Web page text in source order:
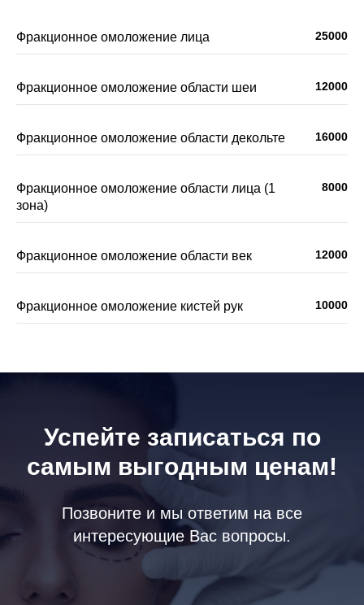
Фракционное омоложение лица 25000
Фракционное омоложение области шеи 12000
Фракционное омоложение области декольте 16000
Фракционное омоложение области лица (1
зона)
8000
Фракционное омоложение области век 12000
Фракционное омоложение кистей рук 10000
Успейте записаться по
самым выгодным ценам!
Позвоните и мы ответим на все
интересующие Вас вопросы.